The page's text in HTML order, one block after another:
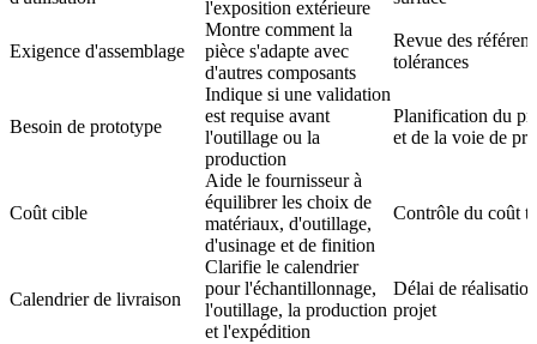
l'exposition extérieure
Exigence d'assemblage
Montre comment la
pièce s'adapte avec
d'autres composants
Revue des
tolérances
Besoin de prototype
Indique si une validation
est requise avant
l'outillage ou la
production
Planification du
et de la voie de
Coût cible
Aide le fournisseur à
équilibrer les choix de
matériaux, d'outillage,
d'usinage et de finition
Contrôle du coût
Calendrier de livraison
Clarifie le calendrier
pour l'échantillonnage,
l'outillage, la production
et l'expédition
Délai de
projet